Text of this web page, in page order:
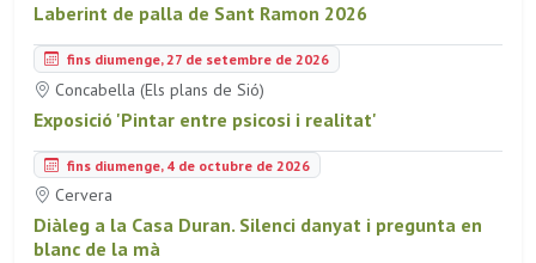
Laberint de palla de Sant Ramon 2026
fins diumenge, 27 de setembre de 2026
Concabella (Els plans de Sió)
Exposició 'Pintar entre psicosi i realitat'
fins diumenge, 4 de octubre de 2026
Cervera
Diàleg a la Casa Duran. Silenci danyat i pregunta en
blanc de la mà